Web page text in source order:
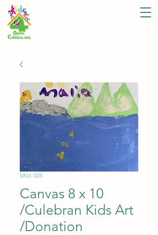
SKU: 025
Canvas 8 x 10
/Culebran Kids Art
/Donation